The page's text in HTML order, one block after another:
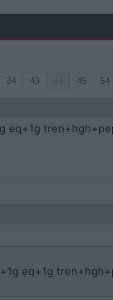
34 43 45 54
eq+1g
eq+1g